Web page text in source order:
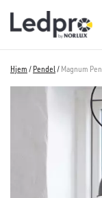
rett
Hjem / Pendel/ Magnum